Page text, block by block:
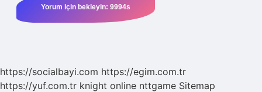
https://socialbayi.com https://egim.com.tr
https://yuf.com.tr knight online nttgame Sitemap